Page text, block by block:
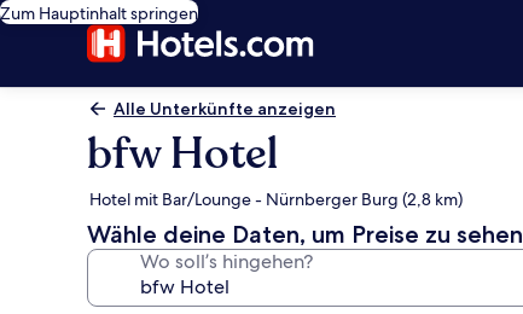
Zum Hauptinhalt springen
Alle Unterkünfte anzeigen
bfw Hotel
Hotel mit Bar/Lounge - Nürnberger Burg (2,8 km)
Wähle deine Daten, um Preise zu sehen
Wo soll’s hingehen?